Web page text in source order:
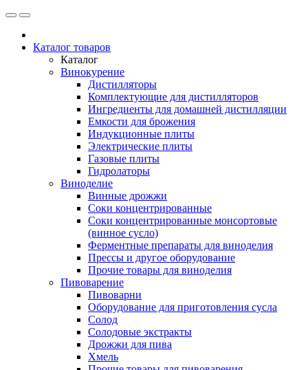
Каталог товаров
Каталог
Винокурение
Дистилляторы
Комплектующие для дистилляторов
Ингредиенты для домашней дистилляции
Емкости для брожения
Индукционные плиты
Электрические плиты
Газовые плиты
Гидролаторы
Виноделие
Винные дрожжи
Соки концентрированные
Соки концентрированные монсортовые
(винное сусло)
Ферментные препараты для виноделия
Прессы и другое оборудование
Прочие товары для виноделия
Пивоварение
Пивоварни
Оборудование для приготовления сусла
Солод
Солодовые экстракты
Дрожжи для пива
Хмель